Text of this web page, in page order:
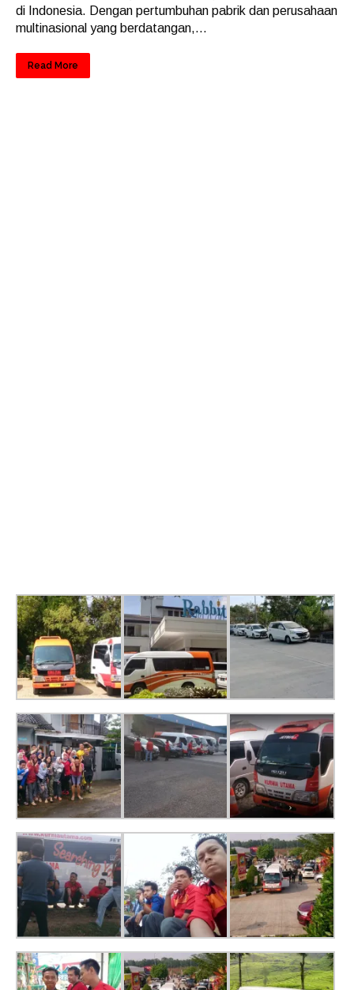
di Indonesia. Dengan pertumbuhan pabrik dan perusahaan
multinasional yang berdatangan,...
Read More